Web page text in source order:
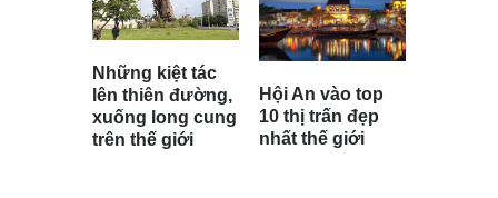
Những kiệt tác
lên thiên đường,
xuống long cung
trên thế giới
Hội An vào top
10 thị trấn đẹp
nhất thế giới